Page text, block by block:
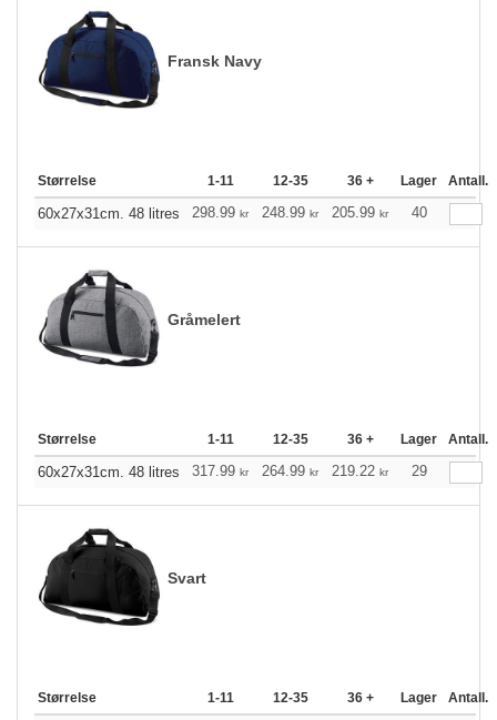
Fransk Navy
Størrelse 1-11 12-35 36 + Lager Antall.
60x27x31cm. 48 litres 298.99 kr 248.99 kr 205.99 kr 40
Gråmelert
Størrelse 1-11 12-35 36 + Lager Antall.
60x27x31cm. 48 litres 317.99 kr 264.99 kr 219.22 kr 29
Svart
Størrelse 1-11 12-35 36 + Lager Antall.